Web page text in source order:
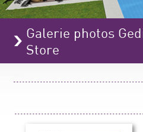
Galerie photos
Store